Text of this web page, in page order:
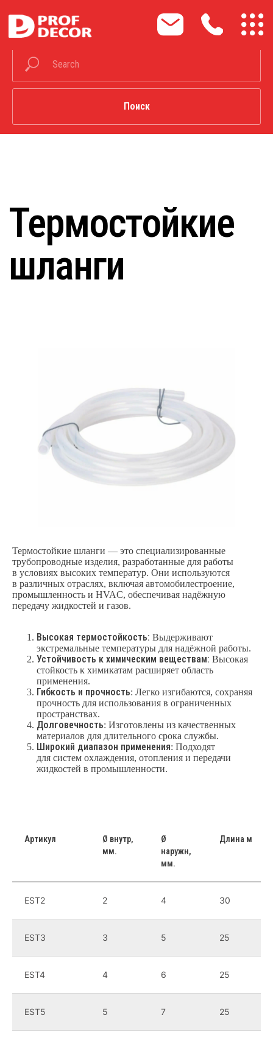
Поиск
Термостойкие шланги — это специализированные
трубопроводные изделия, разработанные для работы
в условиях высоких температур. Они используются
в различных отраслях, включая автомобилестроение,
промышленность и HVAC, обеспечивая надёжную
передачу жидкостей и газов.
Высокая термостойкость: Выдерживают
экстремальные температуры для надёжной работы.
Устойчивость к химическим веществам: Высокая
стойкость к химикатам расширяет область
применения.
Гибкость и прочность: Легко изгибаются, сохраняя
прочность для использования в ограниченных
пространствах.
Долговечность: Изготовлены из качественных
материалов для длительного срока службы.
Широкий диапазон применения: Подходят
для систем охлаждения, отопления и передачи
жидкостей в промышленности.
Артикул
Ø внутр,
мм.
Ø
наружн,
мм.
Длина м
EST2 2 4 30
EST3 3 5 25
EST4 4 6 25
EST5 5 7 25
Наш сервис
Отправка заказа в течение
10 минут от заявки до счета